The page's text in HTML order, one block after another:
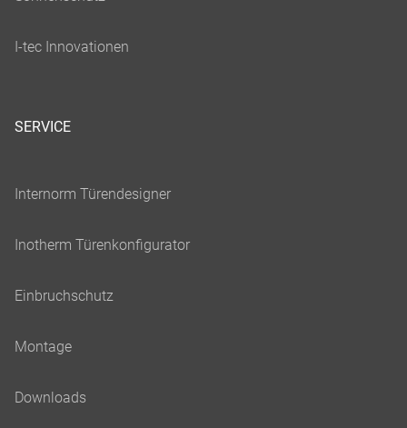
SERVICE